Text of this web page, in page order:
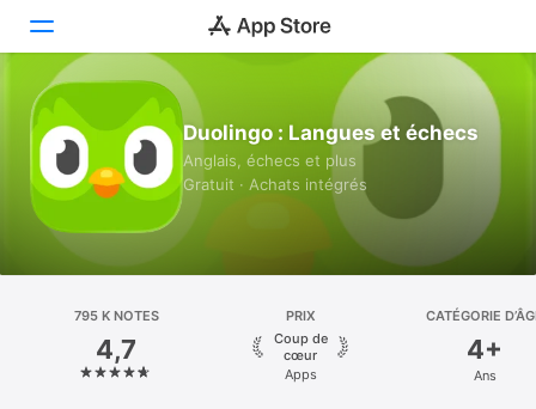
Aujourd’hui
Jeux
Arcade
Recherche
Plateforme
Duolingo : Langues et échecs
Anglais, échecs et plus
Gratuit · Achats intégrés
795 K NOTES
4,7
PRIX
Coup de
cœur
Apps
CATÉGORIE
4+
Ans